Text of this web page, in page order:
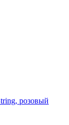
розовый